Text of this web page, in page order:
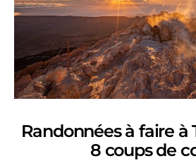
Randonnées à faire à
8 coups de